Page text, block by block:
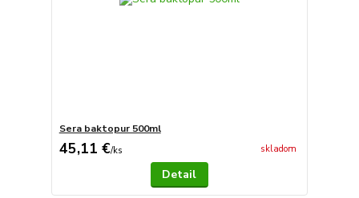
Sera baktopur 500ml
45,11 €/ks skladom
Detail